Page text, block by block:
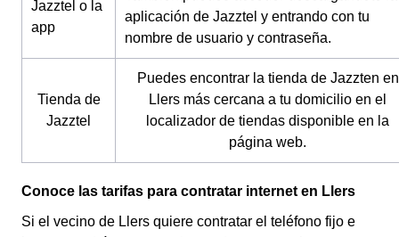
Jazztel o la
app
aplicación de Jazztel y entrando con tu
nombre de usuario y contraseña.
Tienda de
Jazztel
Puedes encontrar la tienda de Jazzten en
Llers más cercana a tu domicilio en el
localizador de tiendas disponible en la
página web.
Conoce las tarifas para contratar internet en Llers
Si el vecino de Llers quiere contratar el teléfono fijo e